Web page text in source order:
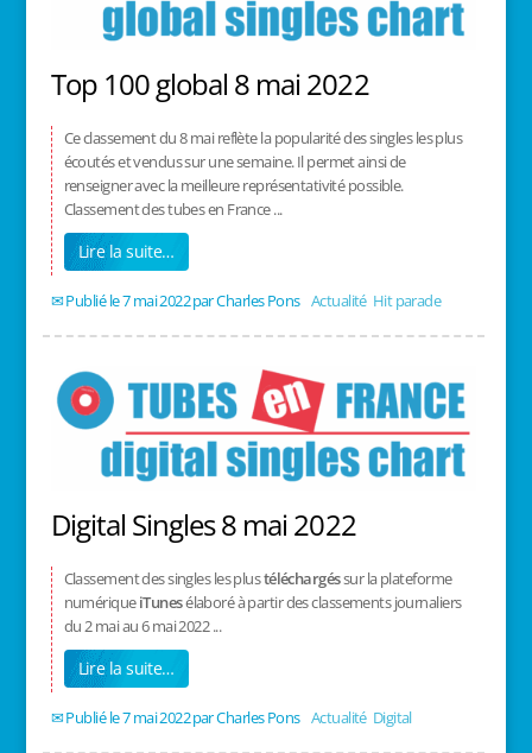
Top 100 global 8 mai 2022
Ce classement du 8 mai reflète la popularité des singles les plus
écoutés et vendus sur une semaine. Il permet ainsi de
renseigner avec la meilleure représentativité possible.
Classement des tubes en France ...
Lire la suite…
7 mai 2022/ Charles Pons/ Actualité, Hit parade
Digital Singles 8 mai 2022
Classement des singles les plustéléchargéssur la plateforme
numériqueiTunesélaboré à partir des classements journaliers
du 2 mai au 6 mai 2022 ...
Lire la suite…
7 mai 2022/ Charles Pons/ Actualité, Digital